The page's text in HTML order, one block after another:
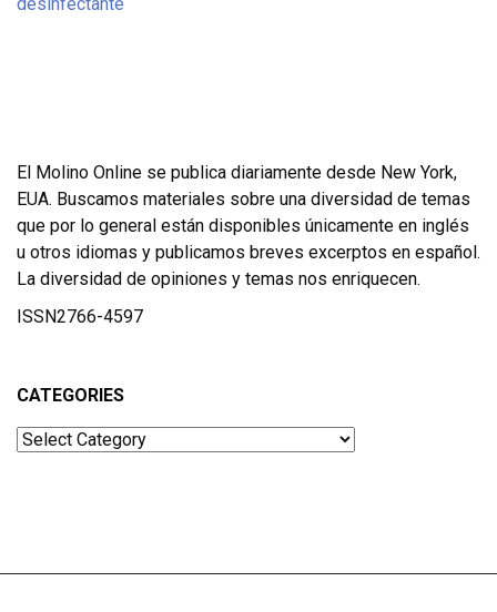
El Molino Online se publica diariamente desde New York,
EUA. Buscamos materiales sobre una diversidad de temas
que por lo general están disponibles únicamente en inglés
u otros idiomas y publicamos breves excerptos en español.
La diversidad de opiniones y temas nos enriquecen.
ISSN2766-4597
CATEGORIES
Categories